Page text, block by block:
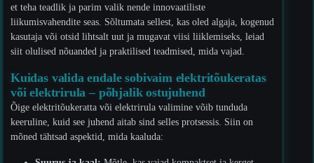
et teha teadlik ja parim valik nende innovaatiliste
liikumisvahendite seas. Sõltumata sellest, kas oled algaja, kogenud
kasutaja või otsid lihtsalt uut ja mugavat viisi liiklemiseks, leiad
siit olulised nõuanded ja praktilised teadmised, mida vajad.
Kuidas valida endale sobivaim elektritõukeratas
või elektrirula – põhjalik ostujuhend
Õige elektritõukeratta või elektrirula valimine võib tunduda
keeruline, kuid see juhend aitab sind selles protsessis. Siin on
mõned tähtsad aspektid, mida kaaluda: